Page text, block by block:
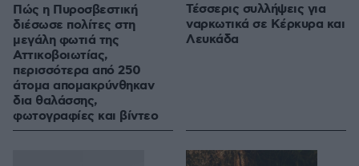
Πώς η Πυροσβεστική
διέσωσε πολίτες στη
μεγάλη φωτιά της
Αττικοβοιωτίας,
περισσότερα από 250
άτομα απομακρύνθηκαν
δια θαλάσσης,
φωτογραφίες και βίντεο
Τέσσερις συλλήψεις για
ναρκωτικά σε Κέρκυρα και
Λευκάδα